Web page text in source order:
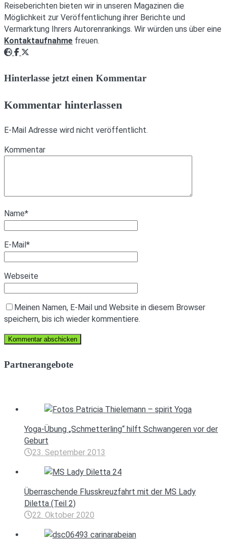
Reiseberichten bieten wir in unseren Magazinen die
Möglichkeit zur Veröffentlichung ihrer Berichte und
Vermarktung Ihrers Autorenrankings. Wir würden uns über eine
Kontaktaufnahme freuen.
Webseite
Facebook
Hinterlasse jetzt einen Kommentar
Kommentar hinterlassen
E-Mail Adresse wird nicht veröffentlicht.
Kommentar
Name*
E-Mail*
Webseite
Meinen Namen, E-Mail und Website in diesem Browser
speichern, bis ich wieder kommentiere.
Partnerangebote
Yoga-Übung „Schmetterling“ hilft Schwangeren vor der
Geburt
23. September 2013
Überraschende Flusskreuzfahrt mit der MS Lady
Diletta (Teil 2)
22. Oktober 2020